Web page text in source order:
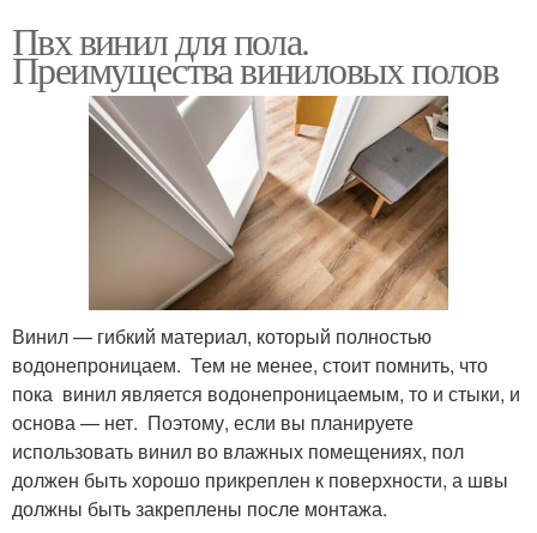
Пвх винил для пола.
Преимущества виниловых полов
Винил — гибкий материал, который полностью
водонепроницаем. Тем не менее, стоит помнить, что
пока винил является водонепроницаемым, то и стыки, и
основа — нет. Поэтому, если вы планируете
использовать винил во влажных помещениях, пол
должен быть хорошо прикреплен к поверхности, а швы
должны быть закреплены после монтажа.